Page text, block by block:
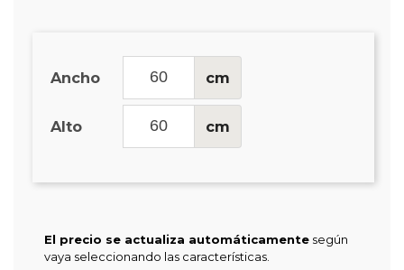
Ancho cm
Alto cm
El precio se actualiza automáticamente según
vaya seleccionando las características.